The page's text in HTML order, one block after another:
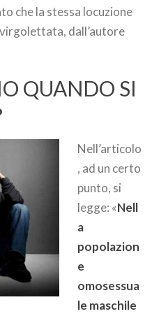
che la stessa locuzione
dall’autore
QUANDO SI
Nell’articolo
, ad un certo
punto, si
legge: «Nell
a
popolazion
e
omosessua
le maschile